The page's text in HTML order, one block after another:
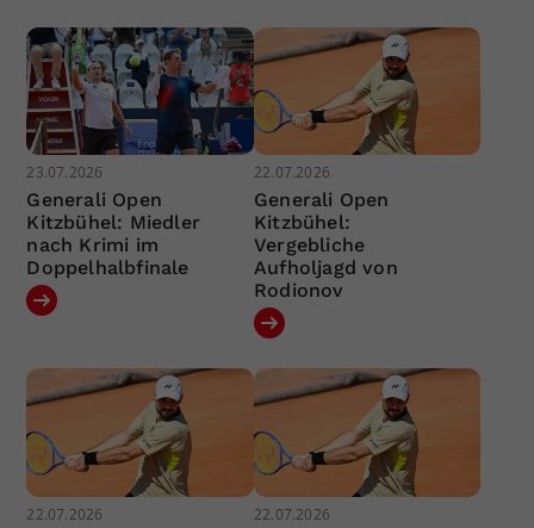
23.07.2026
Generali Open
Kitzbühel: Miedler
nach Krimi im
Doppelhalbfinale
22.07.2026
Generali Open
Kitzbühel:
Vergebliche
Aufholjagd von
Rodionov
22.07.2026 22.07.2026